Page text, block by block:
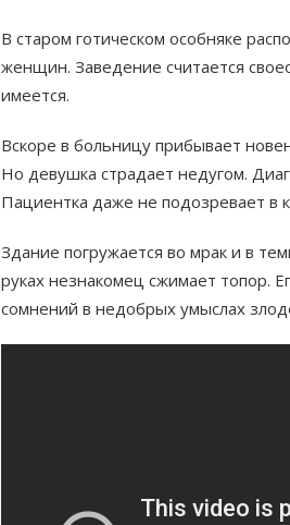
В старом готическом особняке
женщин. Заведение считается
имеется.
Вскоре в больницу прибывает
Но девушка страдает недугом.
Пациентка даже не подозревает в
Здание погружается во мрак и в
руках незнакомец сжимает топор.
сомнений в недобрых умыслах